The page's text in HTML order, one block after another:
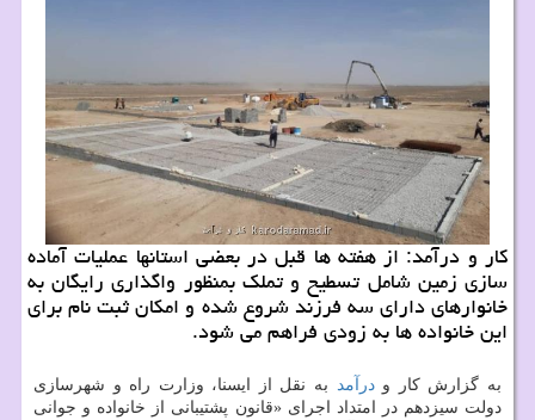
کار و درآمد: از هفته ها قبل در بعضی استانها عملیات آماده
سازی زمین شامل تسطیح و تملک بمنظور واگذاری رایگان به
خانوارهای دارای سه فرزند شروع شده و امکان ثبت نام برای
این خانواده ها به زودی فراهم می شود.
به گزارش کار ودرآمد به نقل از ایسنا، وزارت راه و شهرسازی
دولت سیزدهم در امتداد اجرای «قانون پشتیبانی از خانواده و جوانی